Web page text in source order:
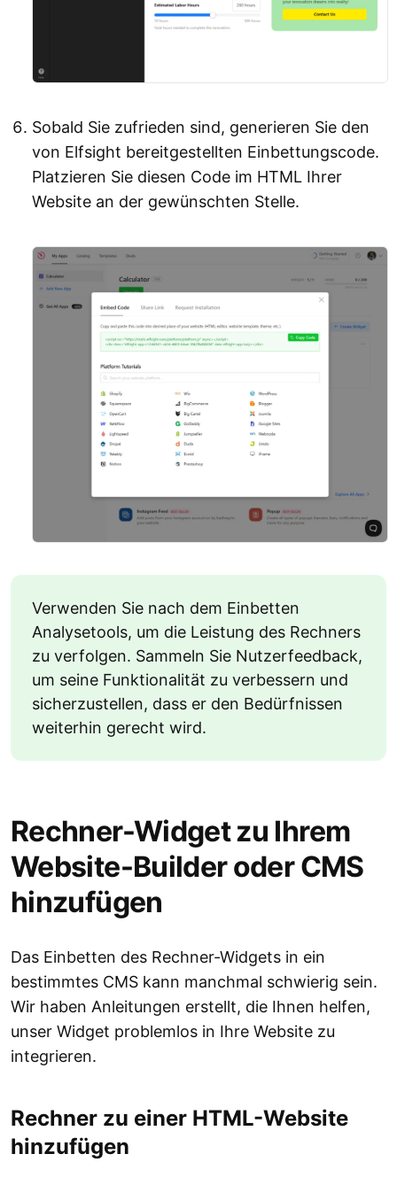
Sobald Sie zufrieden sind, generieren Sie den
von Elfsight bereitgestellten Einbettungscode.
Platzieren Sie diesen Code im HTML Ihrer
Website an der gewünschten Stelle.
Verwenden Sie nach dem Einbetten
Analysetools, um die Leistung des Rechners
zu verfolgen. Sammeln Sie Nutzerfeedback,
um seine Funktionalität zu verbessern und
sicherzustellen, dass er den Bedürfnissen
weiterhin gerecht wird.
Rechner-Widget zu Ihrem
Website-Builder oder CMS
hinzufügen
Das Einbetten des Rechner-Widgets in ein
bestimmtes CMS kann manchmal schwierig sein.
Wir haben Anleitungen erstellt, die Ihnen helfen,
unser Widget problemlos in Ihre Website zu
integrieren.
Rechner zu einer HTML-Website
hinzufügen